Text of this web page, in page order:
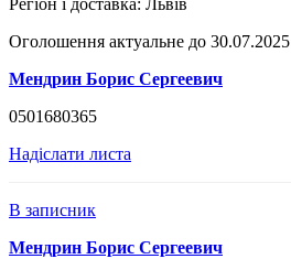
Регіон і доставка: Львів
Оголошення актуальне до 30.07.2025
Мендрин Борис Сергеевич
0501680365
Надіслати листа
В записник
Мендрин Борис Сергеевич